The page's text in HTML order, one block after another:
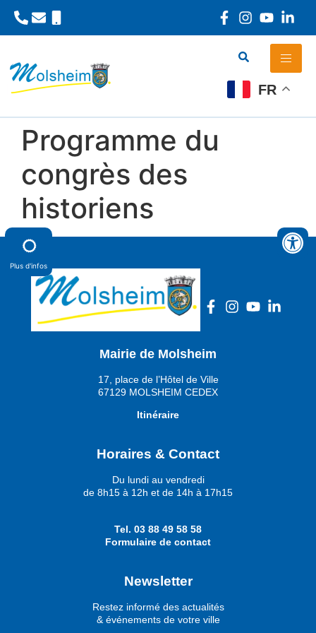
FR
Programme du
congrès des
historiens
Mairie de Molsheim
17, place de l’Hôtel de Ville
67129 MOLSHEIM CEDEX
Itinéraire
Horaires & Contact
Du lundi au vendredi
de 8h15 à 12h et de 14h à 17h15
Tel. 03 88 49 58 58
Formulaire de contact
Newsletter
Restez informé des actualités
& événements de votre ville
Plus d'infos
Panneau de gestion des cookies